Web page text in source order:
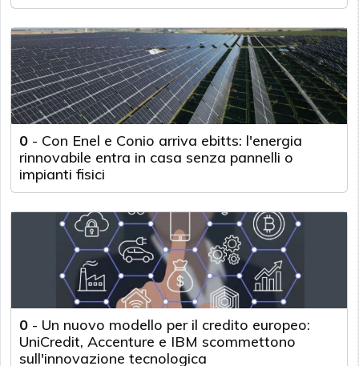
0 - Con Enel e Conio arriva ebitts: l'energia
rinnovabile entra in casa senza pannelli o
impianti fisici
0 - Un nuovo modello per il credito europeo:
UniCredit, Accenture e IBM scommettono
sull'innovazione tecnologica